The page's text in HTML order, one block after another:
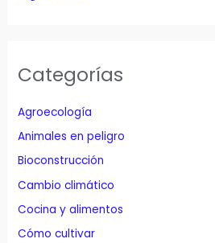
Categorías
Agroecología
Animales en peligro
Bioconstrucción
Cambio climático
Cocina y alimentos
Cómo cultivar